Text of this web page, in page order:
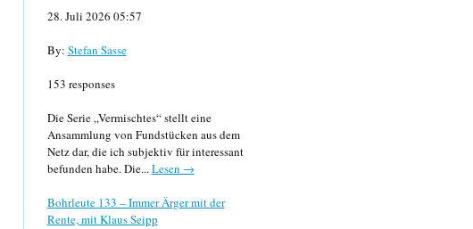
28. Juli 2026 05:57
By: Stefan Sasse
153 responses
Die Serie „Vermischtes“ stellt eine
Ansammlung von Fundstücken aus dem
Netz dar, die ich subjektiv für interessant
befunden habe. Die...Lesen →
Bohrleute 133 – Immer Ärger mit der
Rente, mit Klaus Seipp